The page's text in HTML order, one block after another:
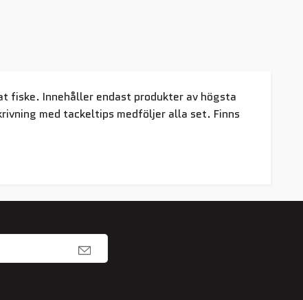
fiske. Innehåller endast produkter av högsta
med tackeltips medföljer alla set. Finns